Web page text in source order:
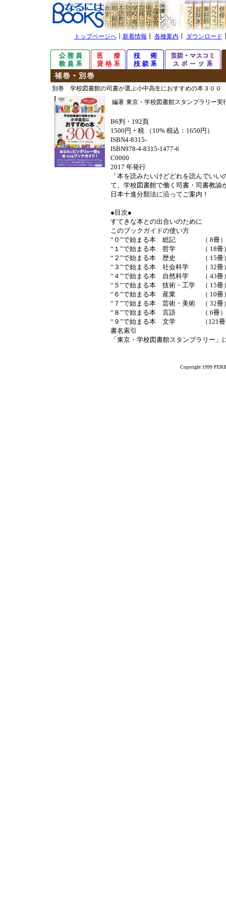
トップページへ┃ 新着情報 各種案内 ダウンロード
別巻 学校図書館の司書が選ぶ小中高生におすすめの本３００
編著 東京・学校図書館スタンプラリー実
B6判・192頁
1500円 + 税 （10% 税込：1650円）
ISBN4-8315-
ISBN978-4-8315-1477-6
C0000
2017 年発行
「本を読みたいけどどれを読んでい
て、学校図書館で働く司書・司書教諭
日本十進分類法に沿ってご案内！
●目次●
すてきな本との出合いのために
このブックガイドの使い方
“０”で始まる本 総記 （ 8冊）
“１”で始まる本 哲学 （ 18冊
“２”で始まる本 歴史 （ 15冊
“３”で始まる本 社会科学 （ 32冊
“４”で始まる本 自然科学 （ 43冊
“５”で始まる本 技術・工学 （ 15冊
“６”で始まる本 産業 （ 10冊
“７”で始まる本 芸術・美術 （ 32冊
“８”で始まる本 言語 （ 6冊）
“９”で始まる本 文学 （121冊
書名索引
「東京・学校図書館スタンプラリー」
Copyright 1999